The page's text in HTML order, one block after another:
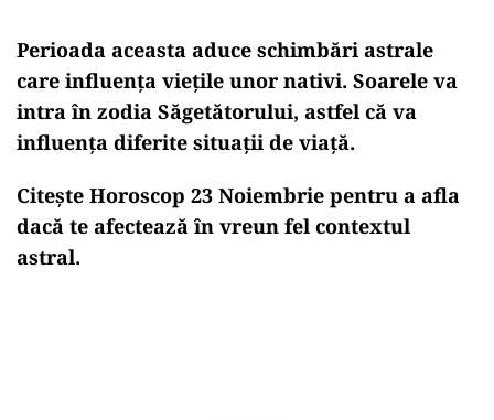
Perioada aceasta aduce schimbări astrale
care influența viețile unor nativi. Soarele va
intra în zodia Săgetătorului, astfel că va
influența diferite situații de viață.
Citește Horoscop 23 Noiembrie pentru a afla
dacă te afectează în vreun fel contextul
astral.